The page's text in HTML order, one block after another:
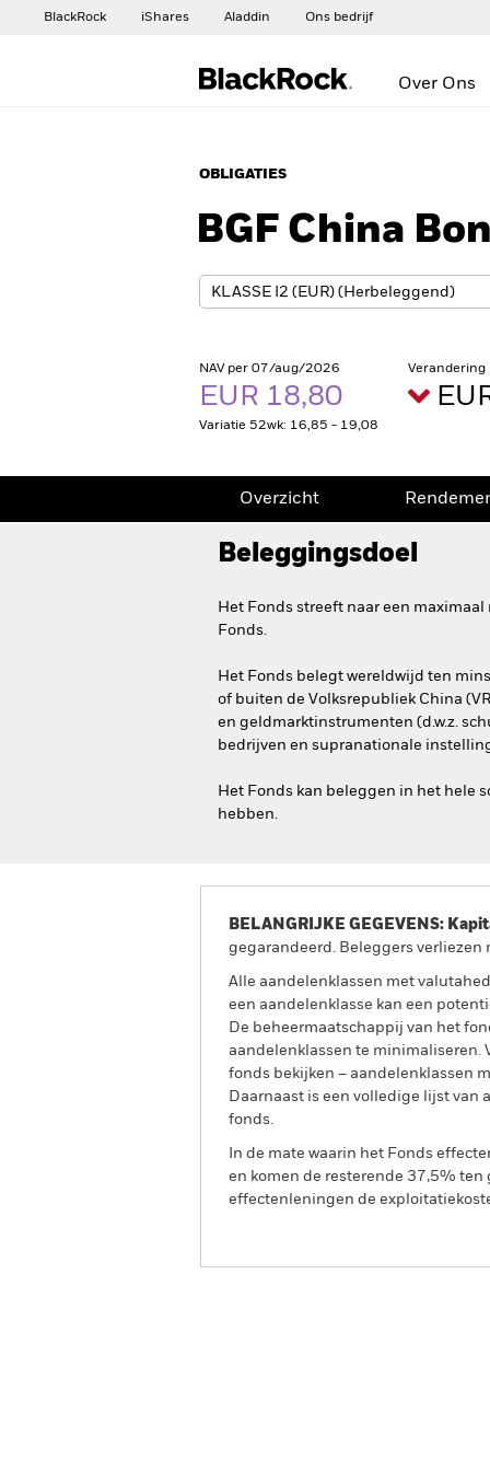
BlackRock iShares Aladdin Ons bedrijf
Over Ons
OBLIGATIES
BGF China
NAV per 07/aug/2026
EUR 18,80
Variatie 52wk: 16,85 - 19,08
Verandering
Overzicht
Beleggingsdoel
Het Fonds streeft naar een
Fonds.
Het Fonds belegt wereldwijd ten
of buiten de Volksrepubliek China
en geldmarktinstrumenten (d.w.z.
bedrijven en supranationale
Het Fonds kan beleggen in het hele
hebben.
BELANGRIJKE GEGEVENS:
gegarandeerd. Beleggers
Alle aandelenklassen met
een aandelenklasse kan een
De beheermaatschappij van het
aandelenklassen te minimaliseren.
fonds bekijken – aandelenklassen
Daarnaast is een volledige lijst
fonds.
In de mate waarin het Fonds
en komen de resterende 37,5%
effectenleningen de